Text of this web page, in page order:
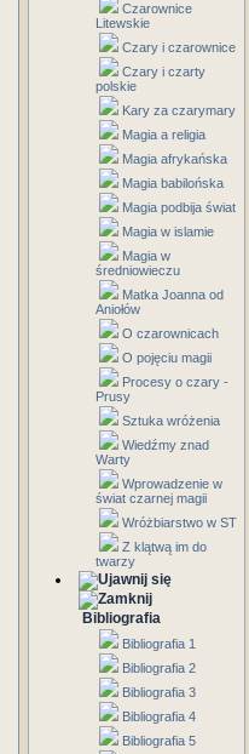
Czarownice
Litewskie
Czary i czarownice
Czary i czarty
polskie
Kary za czarymary
Magia a religia
Magia afrykańska
Magia babilońska
Magia podbija świat
Magia w islamie
Magia w
średniowieczu
Matka Joanna od
Aniołów
O czarownicach
O pojęciu magii
Procesy o czary -
Prusy
Sztuka wróżenia
Wiedźmy znad
Warty
Wprowadzenie w
świat czarnej magii
Wróżbiarstwo w ST
Z klątwą im do
twarzy
Bibliografia
Bibliografia 1
Bibliografia 2
Bibliografia 3
Bibliografia 4
Bibliografia 5